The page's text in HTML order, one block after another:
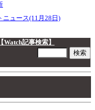
ニュース(11月28日)
【Watch記事検索】